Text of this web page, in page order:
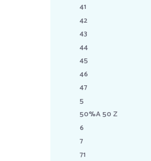
41
42
43
44
45
46
47
5
50%A 50 Z
6
7
71